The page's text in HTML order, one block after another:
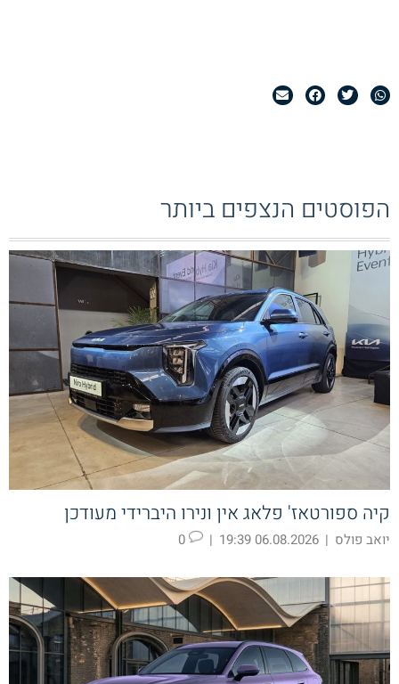
הפוסטים הנצפים ביותר
קיה ספורטאז' פלאג אין ונירו היברידי מעודכן
יואב פולס |
06.08.2026 19:39
|